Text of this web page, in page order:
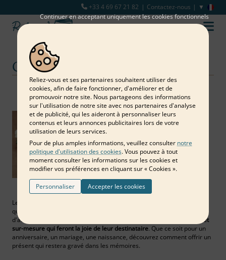
+33 4 69 67 21 82 Contactez-nous
Cadeau personnalisé
Notre blog Cadeau personnalisé
Les cadeaux personnalisés sont dans l'air du temps. D'une part parce
qu'ils montrent une attention particulière à la personne qui le reçoit,
d'autre part parce qu'ils permettent de
créer des souvenirs uniques et
sur-mesure qui feront la joie de leur destinataire. Que ce soit pour un
anniversaire, un mariage, une naissance, découvrez comment offrir un
présent qui restera gravé dans les mémoires.
Continuer en acceptant uniquement les cookies fonctionnels
Reliez‑vous et ses partenaires souhaitent utiliser des
cookies, afin de faire fonctionner, d'améliorer et de
promouvoir notre site. Nous partageons des informations
sur l'utilisation de notre site avec nos partenaires d'analyse
et de publicité, qui les aideront à personnaliser leurs
contenus et leurs annonces publicitaires lors de votre
utilisation de leurs services.
Pour de plus amples informations, veuillez consulter notre
politique d'utilisation des cookies. Vous pouvez à tout
moment consulter les informations sur les cookies et
modifier vos préférences en cliquant sur « Cookies ».
Personnaliser Accepter les cookies